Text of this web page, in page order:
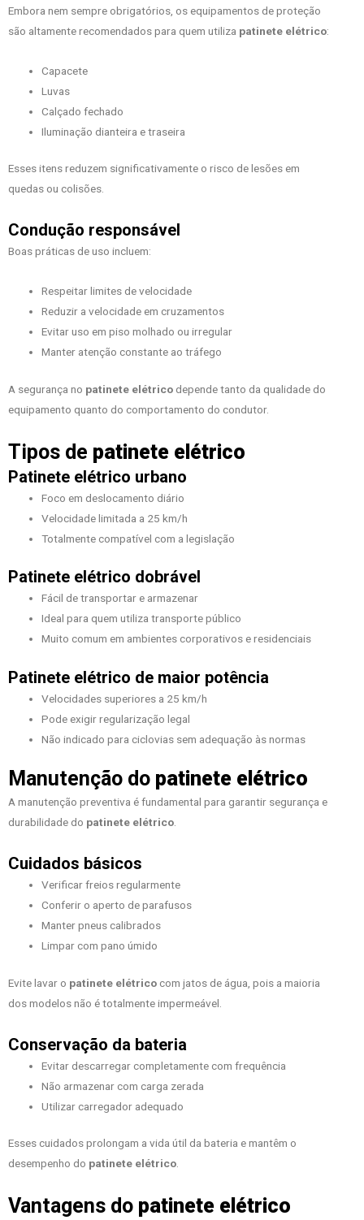
Embora nem sempre obrigatórios, os equipamentos de proteção
são altamente recomendados para quem utiliza patinete elétrico:
Capacete
Luvas
Calçado fechado
Iluminação dianteira e traseira
Esses itens reduzem significativamente o risco de lesões em
quedas ou colisões.
Condução responsável
Boas práticas de uso incluem:
Respeitar limites de velocidade
Reduzir a velocidade em cruzamentos
Evitar uso em piso molhado ou irregular
Manter atenção constante ao tráfego
A segurança no patinete elétricodepende tanto da qualidade do
equipamento quanto do comportamento do condutor.
Tipos de patinete elétrico
Patinete elétrico urbano
Foco em deslocamento diário
Velocidade limitada a 25 km/h
Totalmente compatível com a legislação
Patinete elétrico dobrável
Fácil de transportar e armazenar
Ideal para quem utiliza transporte público
Muito comum em ambientes corporativos e residenciais
Patinete elétrico de maior potência
Velocidades superiores a 25 km/h
Pode exigir regularização legal
Não indicado para ciclovias sem adequação às normas
Manutenção do patinete elétrico
A manutenção preventiva é fundamental para garantir segurança e
durabilidade do patinete elétrico
Cuidados básicos
Verificar freios regularmente
Conferir o aperto de parafusos
Manter pneus calibrados
Limpar com pano úmido
Evite lavar o patinete elétricocom jatos de água, pois a maioria
dos modelos não é totalmente impermeável.
Conservação da bateria
Evitar descarregar completamente com frequência
Não armazenar com carga zerada
Utilizar carregador adequado
Esses cuidados prolongam a vida útil da bateria e mantêm o
desempenho do patinete elétrico
Vantagens do patinete elétrico